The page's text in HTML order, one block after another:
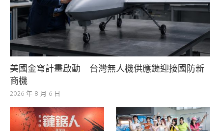
美國金穹計畫啟動 台灣無人機供應鏈迎接國防新
商機
2026 年 8 月 6 日